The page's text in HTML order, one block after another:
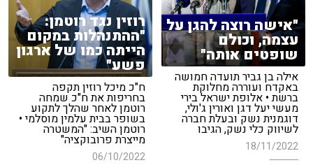
"אישה רוצה להגן על
עצמה, וכולם
שופטים אותה"
אילה בן גביר תועדה חמושה
באקדח ועוררה מחלוקת
ברשת • אלופת ישראל בירי
מעשי יעל דגן ואורין ג'ולי,
דוגמנית נשק ובעלת חברה
לשיווק כלי נשק, הגיבו
18/11/2022
רוזין נגד רוטמן:
"ההתנהלות במקום
הייתה כמו של ארגון
פשע"
ח"כ מיכל רוזין תקפה
בחריפות את ח"כ שמחה
רוטמן לאחר שהלך לתקוע
בשופר בבית עלמין מוסלמי •
רוטמן השיב: "המשטרה
מייצרת פרובוקציה"
06/10/2022